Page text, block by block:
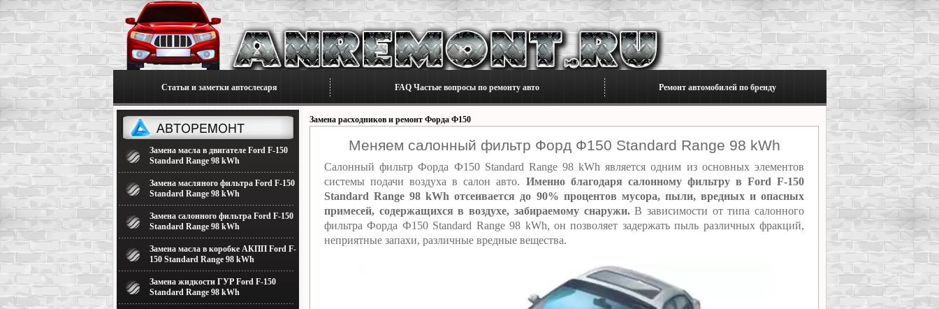
Статьи и заметки автослесаря FAQ Частые вопросы по ремонту авто Ремонт автомобилей по бренду
Замена масла в двигателе Ford F-150
Standard Range 98 kWh
Замена масляного фильтра Ford F-150
Standard Range 98 kWh
Замена салонного фильтра Ford F-150
Standard Range 98 kWh
Замена масла в коробке АКПП Ford F-
150 Standard Range 98 kWh
Замена жидкости ГУР Ford F-150
Standard Range 98 kWh
Замена расходников и ремонт Форда Ф150
Меняем салонный фильтр Форд Ф150 Standard Range 98 kWh
Салонный фильтр Форда Ф150 Standard Range 98 kWh является одним из основных элементов
системы подачи воздуха в салон авто. Именно благодаря салонному фильтру в Ford F-150
Standard Range 98 kWh отсеивается до 90% процентов мусора, пыли, вредных и опасных
примесей, содержащихся в воздухе, забираемому снаружи.В зависимости от типа салонного
фильтра Форда Ф150 Standard Range 98 kWh, он позволяет задержать пыль различных фракций,
неприятные запахи, различные вредные вещества.